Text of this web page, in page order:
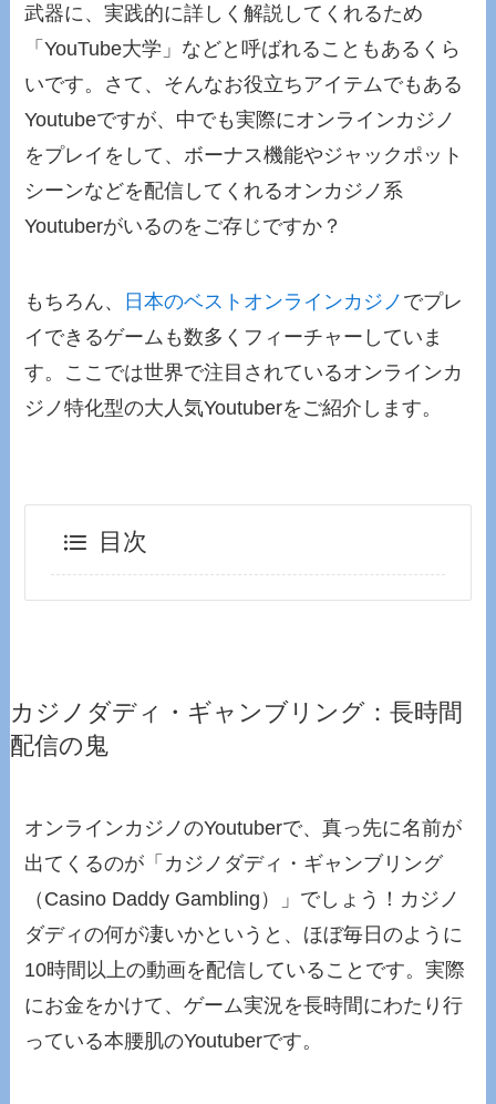
武器に、実践的に詳しく解説してくれるため
「YouTube大学」などと呼ばれることもあるくら
いです。さて、そんなお役立ちアイテムでもある
Youtubeですが、中でも実際にオンラインカジノ
をプレイをして、ボーナス機能やジャックポット
シーンなどを配信してくれるオンカジノ系
Youtuberがいるのをご存じですか？
もちろん、 日本のベストオンラインカジノ でプレ
イできるゲームも数多くフィーチャーしていま
す。ここでは世界で注目されているオンラインカ
ジノ特化型の大人気Youtuberをご紹介します。
目次
カジノダディ・ギャンブリング：長時間
配信の鬼
オンラインカジノのYoutuberで、真っ先に名前が
出てくるのが「カジノダディ・ギャンブリング
（Casino Daddy Gambling）」でしょう！カジノ
ダディの何が凄いかというと、ほぼ毎日のように
10時間以上の動画を配信していることです。実際
にお金をかけて、ゲーム実況を長時間にわたり行
っている本腰肌のYoutuberです。